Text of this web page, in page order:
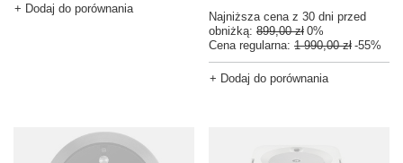
+ Dodaj do porównania
Najniższa cena z 30 dni przed
obniżką: 899,00 zł 0%
Cena regularna: 1 990,00 zł -55%
+ Dodaj do porównania